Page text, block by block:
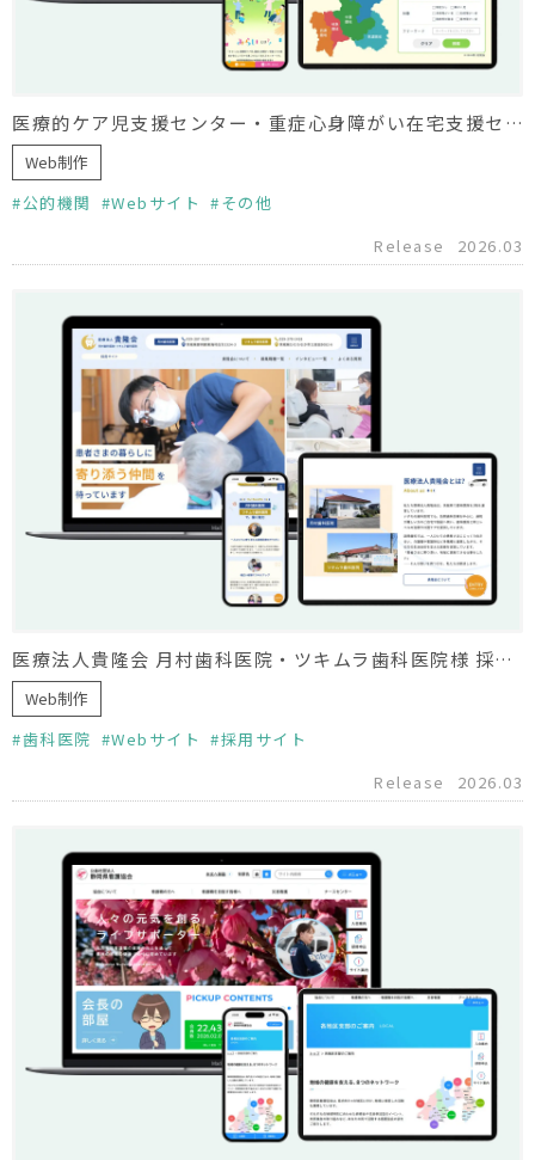
医療的ケア児支援センター・重症心身障がい在宅支援センター みらい様 ホームページリニューアル
Web制作
公的機関
Webサイト
その他
Release
2026.03
医療法人貴隆会 月村歯科医院・ツキムラ歯科医院様 採用サイト制作
Web制作
歯科医院
Webサイト
採用サイト
Release
2026.03